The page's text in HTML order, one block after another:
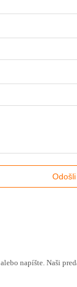
alebo napíšte. Naši